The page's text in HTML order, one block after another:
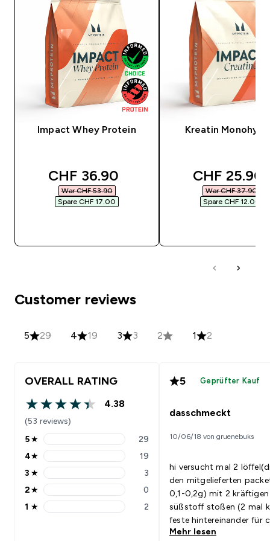
Impact Whey Protein
discounted price
CHF 36.90‎
War CHF 53.90‎
Spare CHF 17.00‎
Kreatin
discounted
CHF 25.90‎
War CHF 37.90‎
Spare CHF 12.00‎
Customer reviews
5 29 4 19 3 3 2 1 2
OVERALL RATING
4.38 out of 5 stars
4.38
(53 reviews)
5 stars rating 29 reviews
5★ 29
4 stars rating 19 reviews
4★ 19
3 stars rating 3 reviews
3 ★ 3
2 stars rating 0 reviews
2★ 0
1 stars rating 2 reviews
1 ★ 2
5 Geprüfter Kauf
dasschmeckt
10/06/18 von gruenebuks
hi versucht mal 2
den mitgelieferten
0,1-0,2g) mit 2 kräftigen
süßstoff stoßen (2 mal
feste hintereinander für
sekunde auf
Mehr lesen